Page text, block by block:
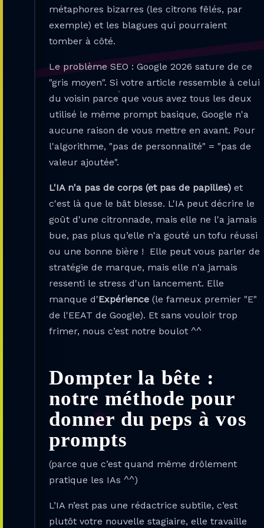
métaphores bizarres (les citrons fêlés, par
exemple) et les blagues qui pourraient
tomber à côté.
Le problème SEO : Google 2026 sature de ce
"gris moyen". Si votre article ressemble à celui
du voisin parce que vous avez tous les deux
utilisé le même prompt basique, Google n'a
aucune raison de vous mettre en avant. Pour
l'algorithme, "pas de personnalité" = "pas de
valeur ajoutée".
L'IA n'a pas de corps (et pas de papilles) et
c'est là que le bât blesse. L'IA peut décrire le
goût d'une citronnade, mais elle ne l'a jamais
bue, pas plus qu’elle n'a gouté un tofu réussi
ou une bonne bière ! Elle peut vous parler de
stratégie de marque, mais elle n'a jamais
ressenti le stress d'un lancement. Elle
manque d'Expérience (le fameux premier "E"
de l'EEAT de Google). Et sans vouloir trop
frimer, nous c’est notre boulot ^^
Dompter la bête :
notre méthode pour
donner du peps à vos
prompts
(parce que c’est quand même drôlement
pratique les IAs ^^)
L’IA n’est pas une rédactrice subtile, c’est
plutôt votre nouvelle stagiaire, elle travaille